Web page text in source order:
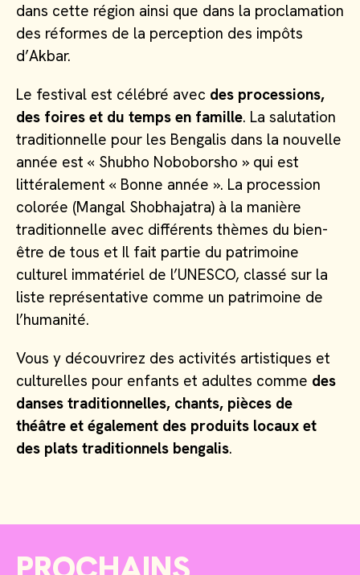
dans cette région ainsi que dans la proclamation
des réformes de la perception des impôts
d’Akbar.
Le festival est célébré avec des processions,
des foires et du temps en famille. La salutation
traditionnelle pour les Bengalis dans la nouvelle
année est « Shubho Noboborsho » qui est
littéralement « Bonne année ». La procession
colorée (Mangal Shobhajatra) à la manière
traditionnelle avec différents thèmes du bien-
être de tous et Il fait partie du patrimoine
culturel immatériel de l’UNESCO, classé sur la
liste représentative comme un patrimoine de
l’humanité.
Vous y découvrirez des activités artistiques et
culturelles pour enfants et adultes comme des
danses traditionnelles, chants, pièces de
théâtre et également des produits locaux et
des plats traditionnels bengalis.